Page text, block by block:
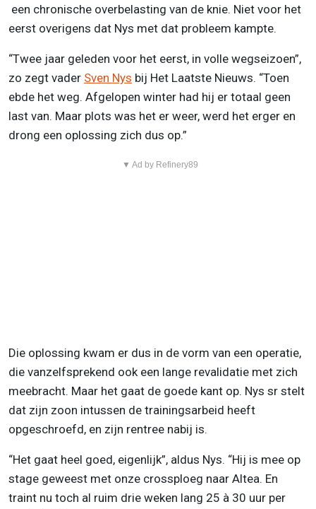
een chronische overbelasting van de knie. Niet voor het
eerst overigens dat Nys met dat probleem kampte.
“Twee jaar geleden voor het eerst, in volle wegseizoen”,
zo zegt vader Sven Nys bij Het Laatste Nieuws. “Toen
ebde het weg. Afgelopen winter had hij er totaal geen
last van. Maar plots was het er weer, werd het erger en
drong een oplossing zich dus op.”
▼ Ad by Refinery89
Die oplossing kwam er dus in de vorm van een operatie,
die vanzelfsprekend ook een lange revalidatie met zich
meebracht. Maar het gaat de goede kant op. Nys sr stelt
dat zijn zoon intussen de trainingsarbeid heeft
opgeschroefd, en zijn rentree nabij is.
“Het gaat heel goed, eigenlijk”, aldus Nys. “Hij is mee op
stage geweest met onze crossploeg naar Altea. En
traint nu toch al ruim drie weken lang 25 à 30 uur per